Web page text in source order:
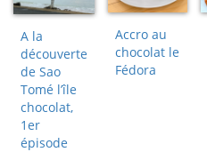
A la
découverte
de Sao
Tomé l’île
chocolat,
1er
épisode
Accro au
chocolat le
Fédora